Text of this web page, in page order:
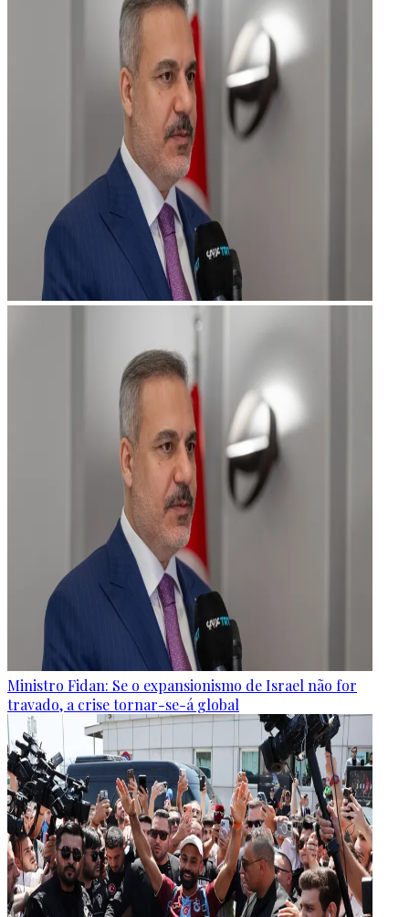
Ministro Fidan: Se o expansionismo de Israel não for
travado, a crise tornar-se-á global